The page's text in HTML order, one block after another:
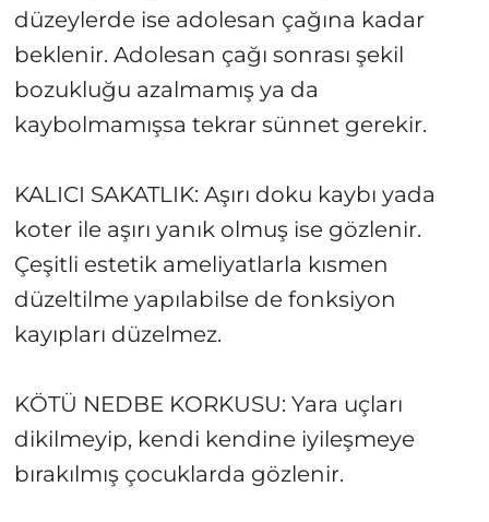
düzeylerde ise adolesan çağına kadar
beklenir. Adolesan çağı sonrası şekil
bozukluğu azalmamış ya da
kaybolmamışsa tekrar sünnet gerekir.
KALICI SAKATLIK: Aşırı doku kaybı yada
koter ile aşırı yanık olmuş ise gözlenir.
Çeşitli estetik ameliyatlarla kısmen
düzeltilme yapılabilse de fonksiyon
kayıpları düzelmez.
KÖTÜ NEDBE KORKUSU: Yara uçları
dikilmeyip, kendi kendine iyileşmeye
bırakılmış çocuklarda gözlenir.